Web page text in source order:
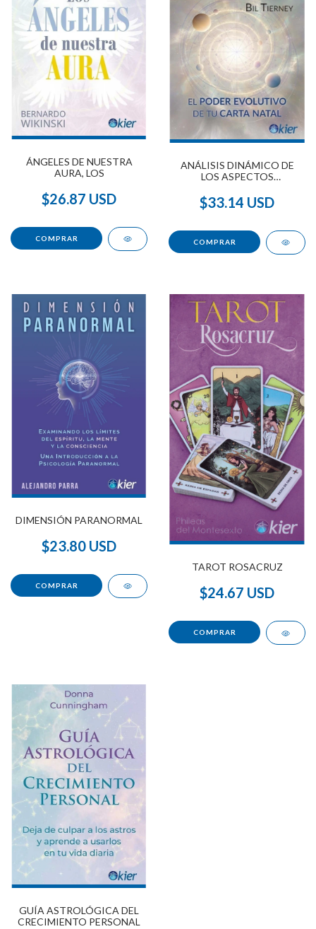
ÁNGELES DE NUESTRA
AURA, LOS
$26.87 USD
ANÁLISIS DINÁMICO DE
LOS ASPECTOS
$33.14 USD
DIMENSIÓN PARANORMAL
$23.80 USD
TAROT ROSACRUZ
$24.67 USD
GUÍA ASTROLÓGICA DEL
CRECIMIENTO PERSONAL